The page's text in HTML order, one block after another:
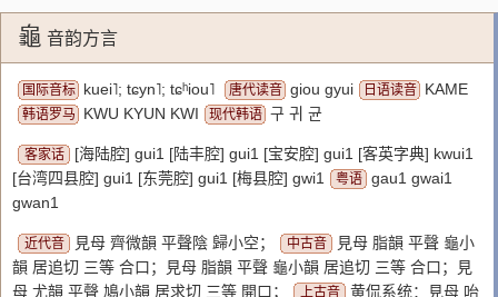
龜 音韵方言
国际音标 kuei˥; tɕyn˥; tɕʰiou˥ 唐代读音 giou gyui 日语读音 KAME
韩语罗马 KWU KYUN KWI 现代韩语 구 귀 균
客家话
[海陆腔] gui1 [陆丰腔] gui1 [宝安腔] gui1 [客英字典] kwui1
[台湾四县腔] gui1 [东莞腔] gui1 [梅县腔] gwi1
粤语
gau1 gwai1
gwan1
近代音 見母 齊微韻 平聲陰 歸小空； 中古音
見母 脂韻 平聲 龜小
韻 居追切 三等 合口；見母 脂韻 平聲 龜小韻 居追切 三等 合口；見
母 尤韻 平聲 鳩小韻 居求切 三等 開口；
上古音
黄侃系统：見母 咍